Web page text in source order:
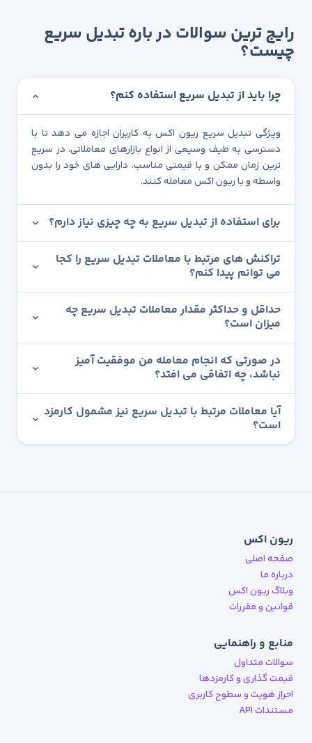
رایج ترین سوالات در باره تبدیل سریع
چیست؟
چرا باید از تبدیل سریع استفاده کنم؟
ویژگی تبدیل سریع ریون اکس به کاربران اجازه می دهد تا با
دسترسی به طیف وسیعی از انواع بازارهای معاملاتی، در سریع
ترین زمان ممکن و با قیمتی مناسب، دارایی های خود را بدون
واسطه و با ریون اکس معامله کنند.
برای استفاده از تبدیل سریع به چه چیزی نیاز دارم؟
تراکنش های مرتبط با معاملات تبدیل سریع را کجا
می توانم پیدا کنم؟
حداقل و حداکثر مقدار معاملات تبدیل سریع چه
میزان است؟
در صورتی که انجام معامله من موفقیت آمیز
نباشد، چه اتفاقی می افتد؟
آیا معاملات مرتبط با تبدیل سریع نیز مشمول کارمزد
است؟
ریون اکس
صفحه اصلی
درباره ما
وبلاگ ریون اکس
قوانین و مقررات
منابع و راهنمایی
سوالات متداول
قیمت گذاری و کارمزدها
احراز هویت و سطوح کاربری
مستندات API